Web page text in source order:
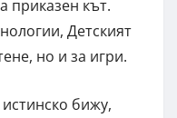
приказен кът.
Детският
но и за игри.
бижу,